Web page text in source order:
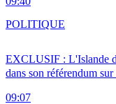
EXCLUSIF : L'Islande
dans son référendum
09:07
POLITIQUE